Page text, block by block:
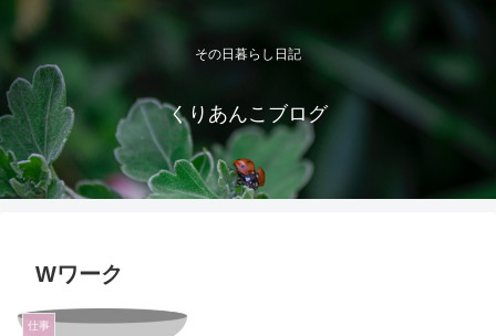
その日暮らし日記
くりあんこブログ
Wワーク
仕事